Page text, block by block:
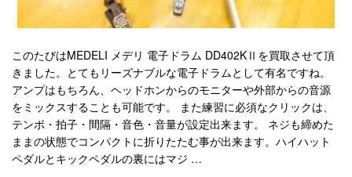
このたびはMEDELI メデリ 電子ドラム DD402KⅡを買取させて頂
きました。とてもリーズナブルな電子ドラムとして有名ですね。
アンプはもちろん、ヘッドホンからのモニターや外部からの音源
をミックスすることも可能です。 また練習に必須なクリックは、
テンポ・拍子・間隔・音色・音量が設定出来ます。 ネジも締めた
ままの状態でコンパクトに折りたたむ事が出来ます。ハイハット
ペダルとキックペダルの裏にはマジ …